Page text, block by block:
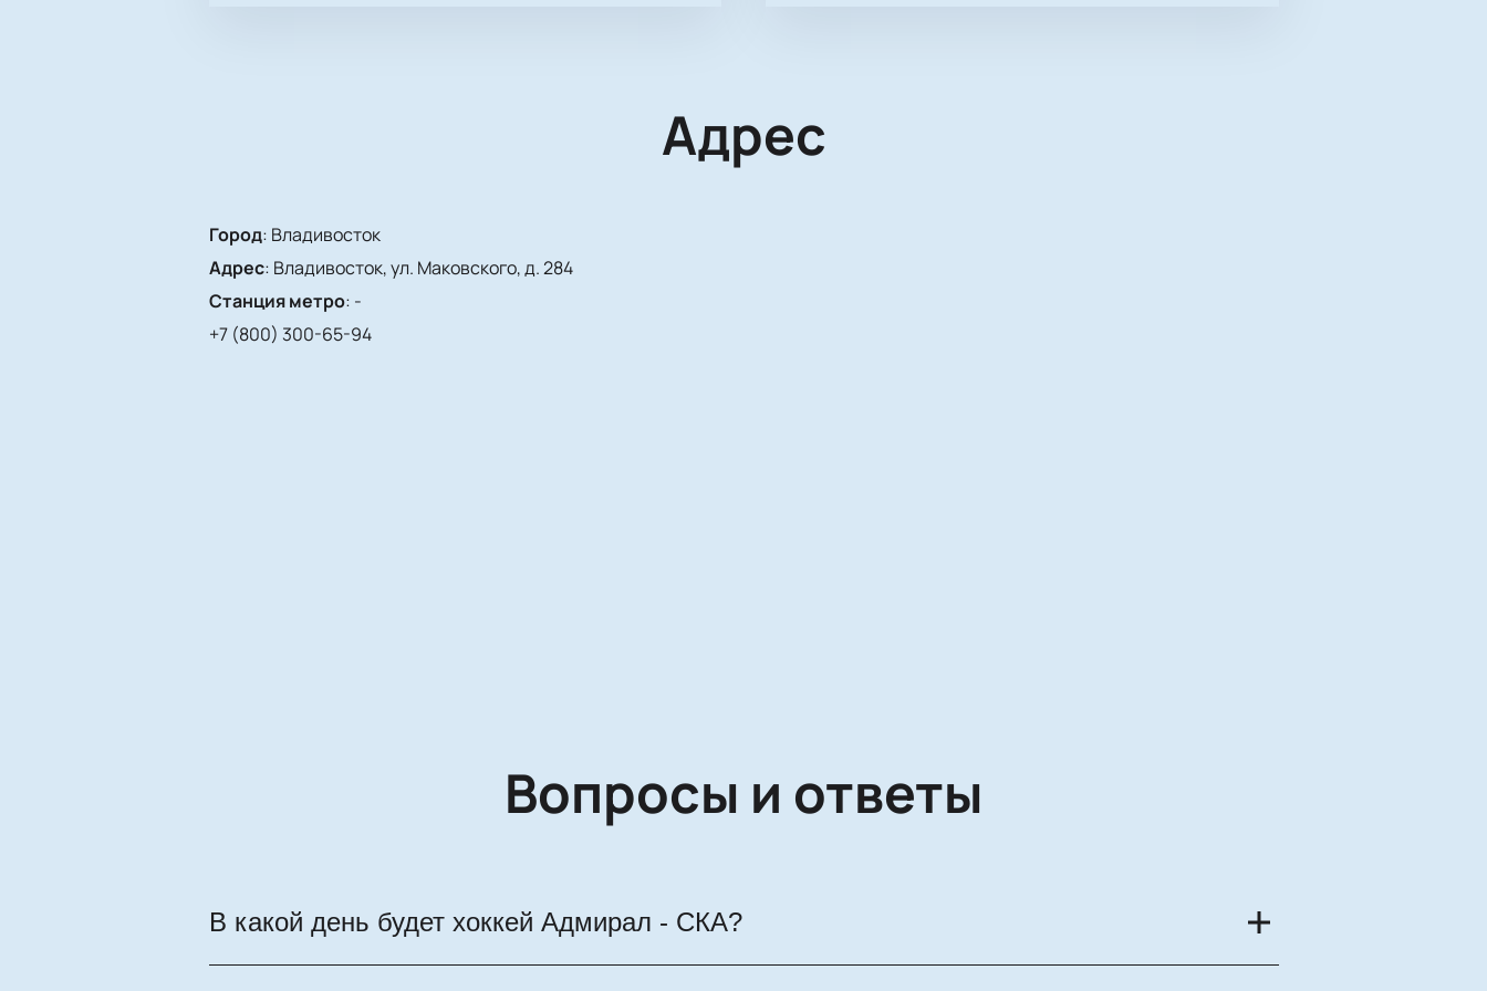
Адрес
Город: Владивосток
Адрес: Владивосток, ул. Маковского, д. 284
Станция метро: -
+7 (800) 300-65-94
Вопросы и ответы
В какой день будет хоккей Адмирал - СКА?